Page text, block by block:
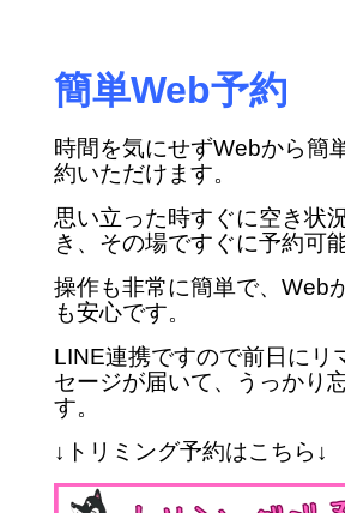
簡単Web予約
時間を気にせずWebから簡
約いただけます。
思い立った時すぐに空き状
き、その場ですぐに予約可
操作も非常に簡単で、Web
も安心です。
LINE連携ですので前日にリ
セージが届いて、うっかり
す。
↓トリミング予約はこちら↓